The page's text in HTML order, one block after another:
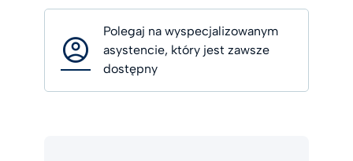
Polegaj na wyspecjalizowanym
asystencie, który jest zawsze
dostępny